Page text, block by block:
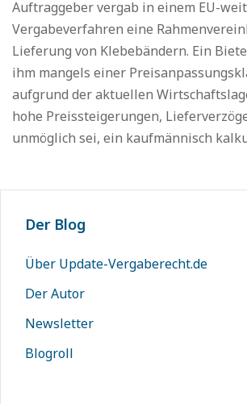
Auftraggeber vergab in einem EU-
Vergabeverfahren eine
Lieferung von Klebebändern. Ein
ihm mangels einer
aufgrund der aktuellen
hohe Preissteigerungen,
unmöglich sei, ein kaufmännisch
Der Blog
Über Update-Vergaberecht.de
Der Autor
Newsletter
Blogroll